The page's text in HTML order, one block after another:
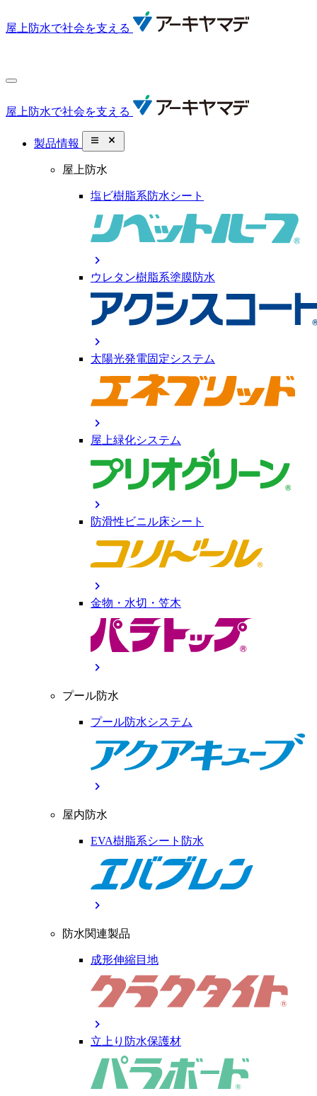
屋上防水で社会を支える
屋上防水で社会を支える
製品情報 close_small
屋上防水
塩ビ樹脂系防水シート
chevron_right
ウレタン樹脂系塗膜防水
chevron_right
太陽光発電固定システム
chevron_right
屋上緑化システム
chevron_right
防滑性ビニル床シート
chevron_right
金物・水切・笠木
chevron_right
プール防水
プール防水システム
chevron_right
屋内防水
EVA樹脂系シート防水
chevron_right
防水関連製品
成形伸縮目地
chevron_right
立上り防水保護材